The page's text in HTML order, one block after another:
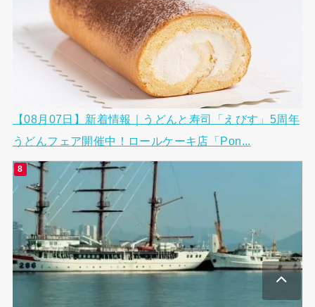
【08月07日】新着情報｜うどんと寿司「えびす」5周年
うどんフェア開催中！ロールケーキ店「Pon...